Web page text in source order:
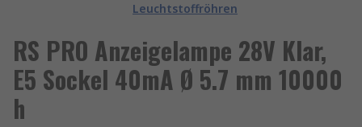
Leuchtstoffröhren
RS PRO Anzeigelampe 28V Klar,
E5 Sockel 40mA Ø 5.7 mm 10000
h